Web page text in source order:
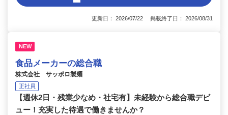
更新日： 2026/07/22 掲載終了日： 2026/08/31
NEW
食品メーカーの総合職
株式会社 サッポロ製麺
正社員
【週休2日・残業少なめ・社宅有】未経験から総合職デビ
ュー！充実した待遇で働きませんか？